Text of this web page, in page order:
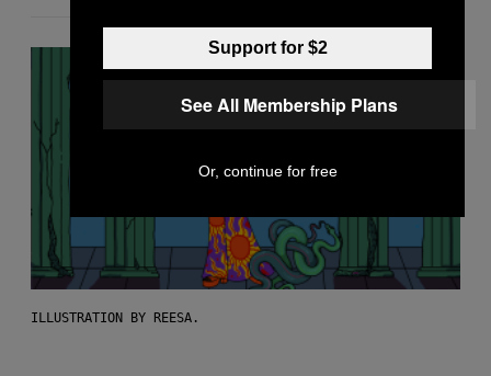
ILLUSTRATION BY REESA.
Support for $2
See All Membership Plans
Or, continue for free